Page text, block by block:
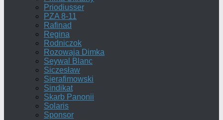
Priodiusser
PZA 8-11
Rafinad
Regina
Rodniczok
Rozowaja Dimka
Seywal Blanc
Siczesław
Sierafimowski
Sindikat
Skarb Panonii
Solaris
Sponsor